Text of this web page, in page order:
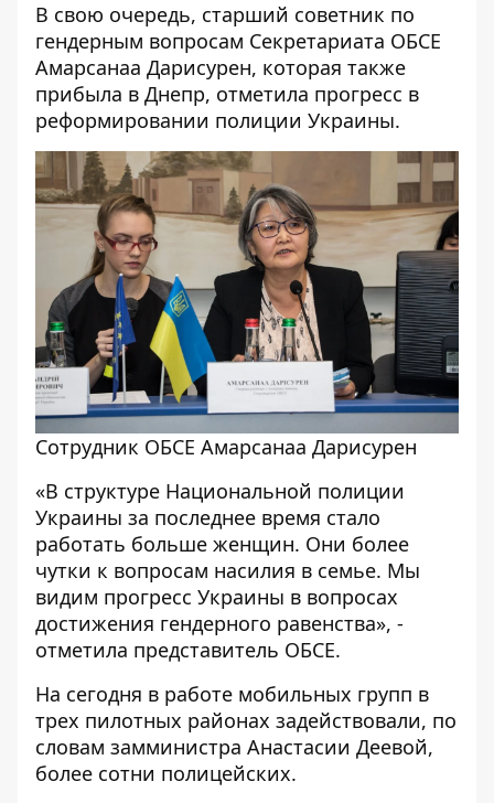
В свою очередь, старший советник по
гендерным вопросам Секретариата ОБСЕ
Амарсанаа Дарисурен, которая также
прибыла в Днепр, отметила прогресс в
реформировании полиции Украины.
Сотрудник ОБСЕ Амарсанаа Дарисурен
«В структуре Национальной полиции
Украины за последнее время стало
работать больше женщин. Они более
чутки к вопросам насилия в семье. Мы
видим прогресс Украины в вопросах
достижения гендерного равенства», -
отметила представитель ОБСЕ.
На сегодня в работе мобильных групп в
трех пилотных районах задействовали, по
словам замминистра Анастасии Деевой,
более сотни полицейских.